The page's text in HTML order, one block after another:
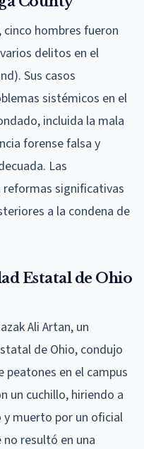
cinco hombres fueron
delitos en el
Sus casos
sistémicos en el
incluida la mala
forense falsa y
Las
reformas significativas
a la condena de
Estatal de Ohio
Ali Artan, un
de Ohio, condujo
peatones en el campus
un cuchillo, hiriendo a
y muerto por un oficial
resultó en una